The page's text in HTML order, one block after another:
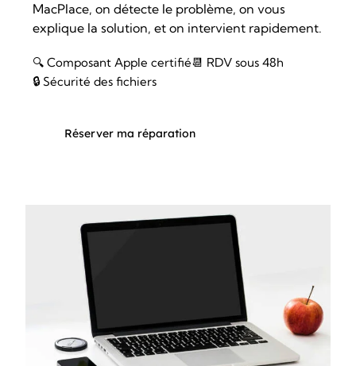
MacPlace, on détecte le problème, on vous
explique la solution, et on intervient rapidement.
🔍 Composant Apple certifié📆 RDV sous 48h
🔒 Sécurité des fichiers
Réserver ma réparation